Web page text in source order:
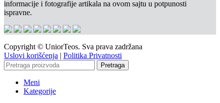
informacije i fotografije artikala na ovom sajtu u potpunosti
ispravne.
Copyright © UniorTeos. Sva prava zadržana
Uslovi korišćenja | Politika Privatnosti
Pretraga
Meni
Kategorije